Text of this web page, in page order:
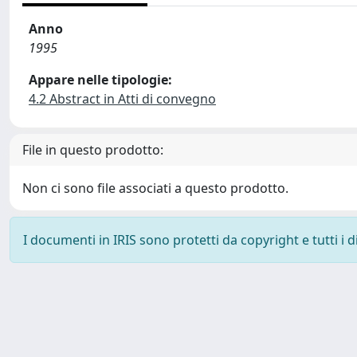
Anno
1995
Appare nelle tipologie:
4.2 Abstract in Atti di convegno
File in questo prodotto:
Non ci sono file associati a questo prodotto.
I documenti in IRIS sono protetti da copyright e tutti i